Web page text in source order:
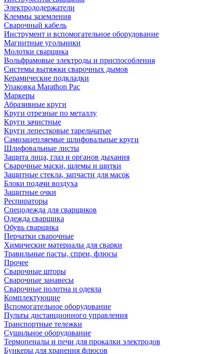
Электрододержатели
Клеммы заземления
Сварочный кабель
Инструмент и вспомогательное оборудование
Магнитные угольники
Молотки сварщика
Вольфрамовые электроды и приспособления
Системы вытяжки сварочных дымов
Керамические подкладки
Упаковка Marathon Pac
Маркеры
Абразивные круги
Круги отрезные по металлу
Круги зачистные
Круги лепестковые тарельчатые
Самозацепляемые шлифовальные круги
Шлифовальные листы
Защита лица, глаз и органов дыхания
Сварочные маски, шлемы и щитки
Защитные стекла, запчасти для масок
Блоки подачи воздуха
Защитные очки
Респираторы
Спецодежда для сварщиков
Одежда сварщика
Обувь сварщика
Перчатки сварочные
Химические материалы для сварки
Травильные пасты, спреи, флюсы
Прочее
Сварочные шторы
Сварочные занавесы
Сварочные полотна и одеяла
Комплектующие
Вспомогательное оборудование
Пульты дистанционного управления
Транспортные тележки
Сушильное оборудование
Термопеналы и печи для прокалки электродов
Бункеры для хранения флюсов